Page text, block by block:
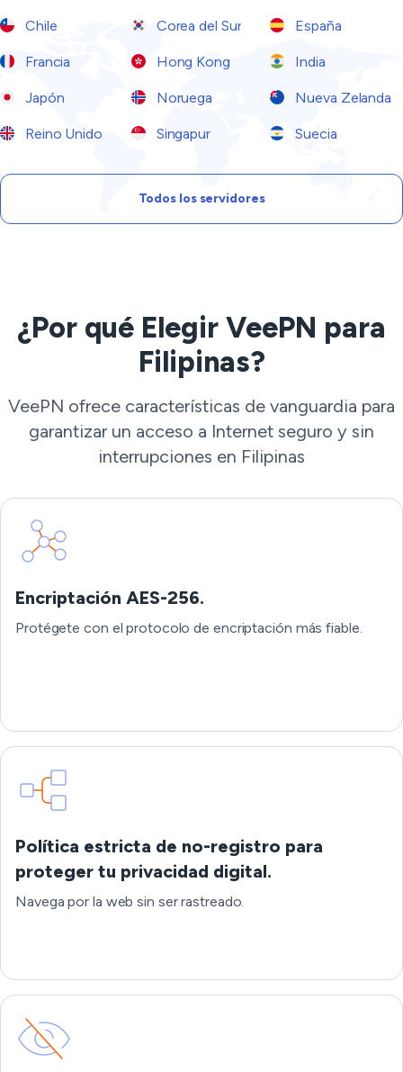
Chile Corea del Sur España
Francia Hong Kong India
Japón Noruega Nueva Zelanda
Reino Unido Singapur Suecia
Todos los servidores
¿Por qué Elegir VeePN para
Filipinas?
VeePN ofrece características de vanguardia para
garantizar un acceso a Internet seguro y sin
interrupciones en Filipinas
Encriptación AES-256.
Protégete con el protocolo de encriptación más fiable.
Política estricta de no-registro para
proteger tu privacidad digital.
Navega por la web sin ser rastreado.